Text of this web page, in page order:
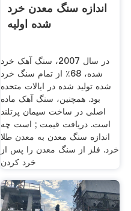
اندازه سنگ معدن خرد
شده اولیه
در سال 2007، سنگ آهک خرد
شده، 68٪ از تمام سنگ خرد
شده تولید شده در ایالات متحده
بود. همچنین، سنگ آهک ماده
اصلی در ساخت سیمان پرتلند
است. دریافت قیمت ; است چه
اندازه سنگ معدن به معدن طلا
خرد. فلز از سنگ معدن را پس از
خرد كردن